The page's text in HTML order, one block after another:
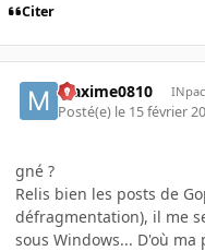
Citer
Maxime0810
Posté(e) le 15 février
gné ?
Relis bien les posts de
défragmentation), il me
sous Windows... D'où